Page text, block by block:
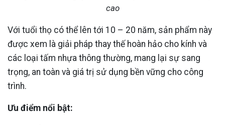
cao
Với tuổi thọ có thể lên tới 10 – 20 năm, sản phẩm này
được xem là giải pháp thay thế hoàn hảo cho kính và
các loại tấm nhựa thông thường, mang lại sự sang
trọng, an toàn và giá trị sử dụng bền vững cho công
trình.
Ưu điểm nổi bật: